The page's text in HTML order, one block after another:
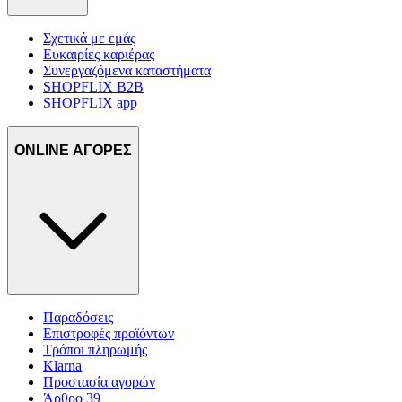
Σχετικά με εμάς
Ευκαιρίες καριέρας
Συνεργαζόμενα καταστήματα
SHOPFLIX B2B
SHOPFLIX app
ONLINE ΑΓΟΡΕΣ
Παραδόσεις
Επιστροφές προϊόντων
Τρόποι πληρωμής
Klarna
Προστασία αγορών
Άρθρο 39